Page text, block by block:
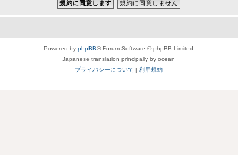
Powered by phpBB® Forum Software © phpBB Limited
Japanese translation principally by ocean
プライバシーについて | 利用規約